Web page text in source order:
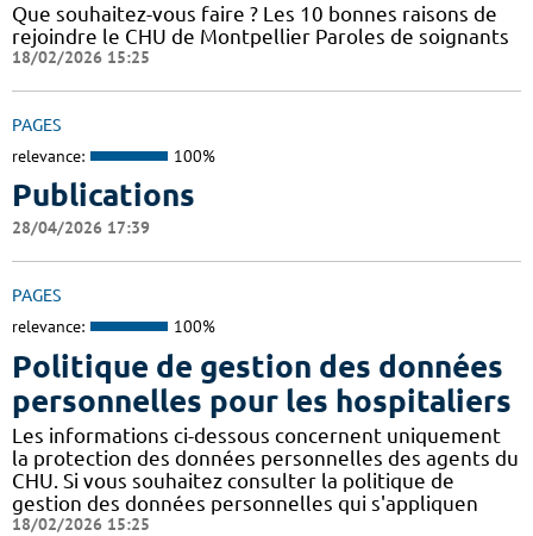
Que souhaitez-vous faire ? Les 10 bonnes raisons de
rejoindre le CHU de Montpellier Paroles de soignants
18/02/2026 15:25
PAGES
relevance: 100%
Publications
28/04/2026 17:39
PAGES
relevance: 100%
Politique de gestion des données
personnelles pour les hospitaliers
Les informations ci-dessous concernent uniquement
la protection des données personnelles des agents du
CHU. Si vous souhaitez consulter la politique de
gestion des données personnelles qui s'appliquen
18/02/2026 15:25